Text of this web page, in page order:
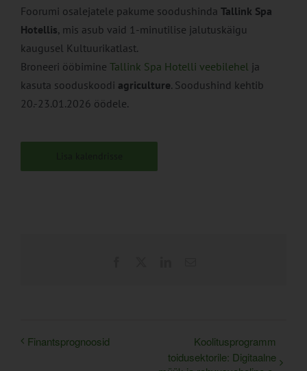
Foorumi osalejatele pakume soodushinda Tallink Spa
Hotellis, mis asub vaid 1-minutilise jalutuskäigu
kaugusel Kultuurikatlast.
Broneeri ööbimine Tallink Spa Hotelli veebilehel ja
kasuta sooduskoodi agriculture. Soodushind kehtib
20.-23.01.2026 öödele.
Finantsprognoosid
Koolitusprogramm
toidusektorile: Digitaalne